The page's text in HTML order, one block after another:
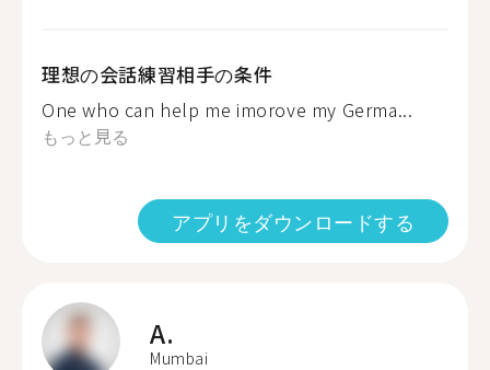
理想の会話練習相手の条件
One who can help me imorove my Germa...
もっと見る
アプリをダウンロードする
A.
Mumbai